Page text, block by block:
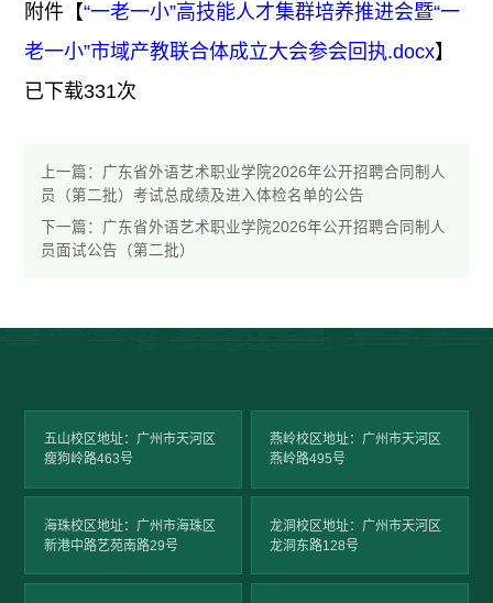
附件【“一老一小”高技能人才集群培养推进会暨“一
老一小”市域产教联合体成立大会参会回执.docx】
已下载331次
上一篇： 广东省外语艺术职业学院2026年公开招聘合同制人
员（第二批）考试总成绩及进入体检名单的公告
下一篇： 广东省外语艺术职业学院2026年公开招聘合同制人
员面试公告（第二批）
五山校区地址：广州市天河区
瘦狗岭路463号
燕岭校区地址：广州市天河区
燕岭路495号
海珠校区地址：广州市海珠区
新港中路艺苑南路29号
龙洞校区地址：广州市天河区
龙洞东路128号